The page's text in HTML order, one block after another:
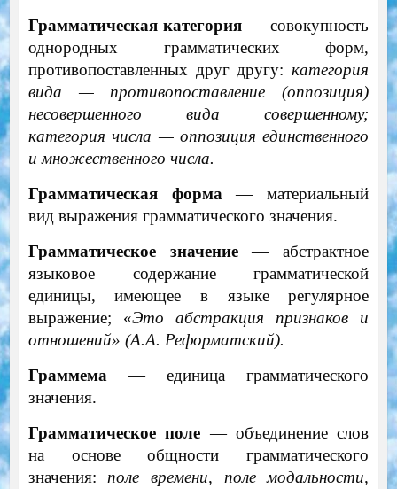
Грамматическая категория — совокупность
однородных грамматических форм,
противопоставленных друг другу:категория
вида — противопоставление (оппозиция)
несовершенного вида совершенному;
категория числа — оппозиция единственного
и множественного числа.
Грамматическая форма — материальный
вид выражения грамматического значения.
Грамматическое значение— абстрактное
языковое содержание грамматической
единицы, имеющее в языке регулярное
выражение; «Это абстракция признаков и
отношений» (А.А. Реформатский).
Граммема — единица грамматического
значения.
Грамматическое поле— объединение слов
на основе общности грамматического
значения: поле времени, поле модальности,